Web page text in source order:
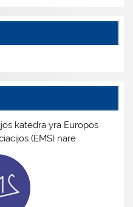
katedra yra Europos
(EMS) narė